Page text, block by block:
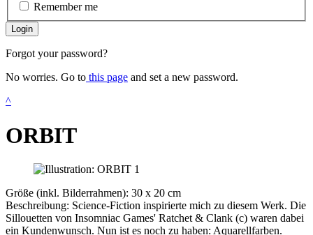
Remember me
Login
Forgot your password?
No worries. Go to this page and set a new password.
^
ORBIT
Größe (inkl. Bilderrahmen): 30 x 20 cm
Beschreibung: Science-Fiction inspirierte mich zu diesem Werk. Die
Sillouetten von Insomniac Games' Ratchet & Clank (c) waren dabei
ein Kundenwunsch. Nun ist es noch zu haben: Aquarellfarben.